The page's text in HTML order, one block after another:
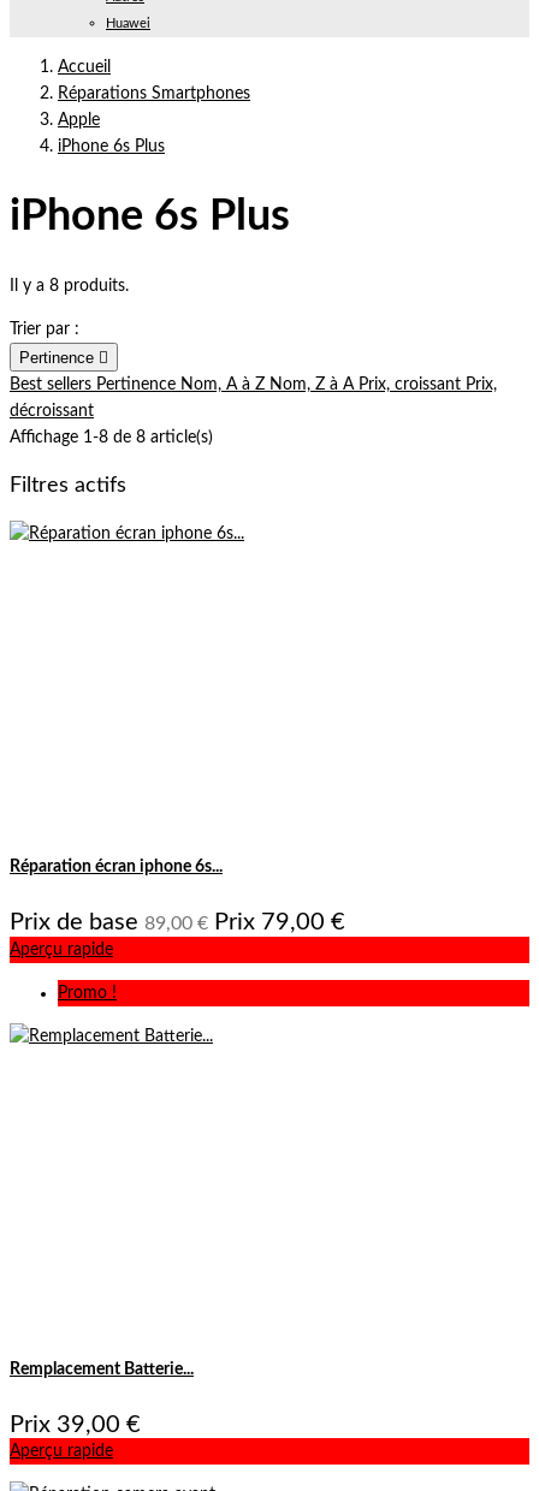
Huawei
Accueil
Réparations Smartphones
Apple
iPhone 6s Plus
iPhone 6s Plus
Il y a 8 produits.
Trier par :
Pertinence 
Best sellers Pertinence Nom, A à Z Nom, Z à A Prix, croissant Prix,
décroissant
Affichage 1-8 de 8 article(s)
Filtres actifs
Réparation écran iphone 6s...
Prix de base 89,00 € Prix 79,00 €
Aperçu rapide
Promo !
Remplacement Batterie...
Prix 39,00 €
Aperçu rapide